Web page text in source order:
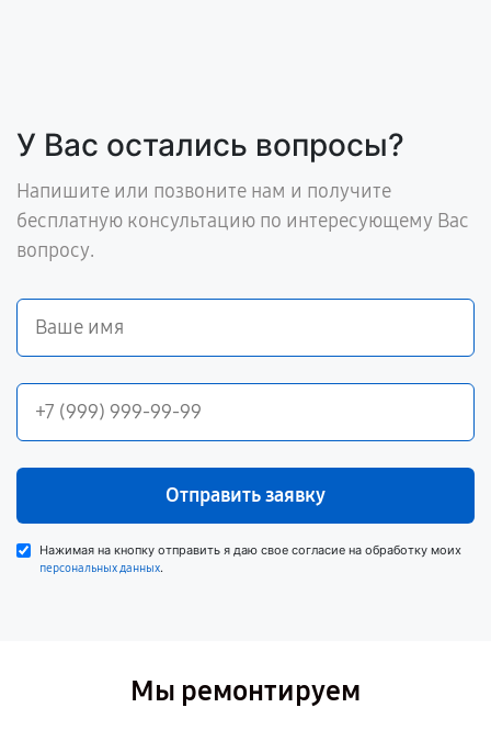
У Вас остались вопросы?
Напишите или позвоните нам и получите
бесплатную консультацию по интересующему Вас
вопросу.
Отправить заявку
Нажимая на кнопку отправить я даю свое согласие на обработку моих
персональных данных.
Мы ремонтируем